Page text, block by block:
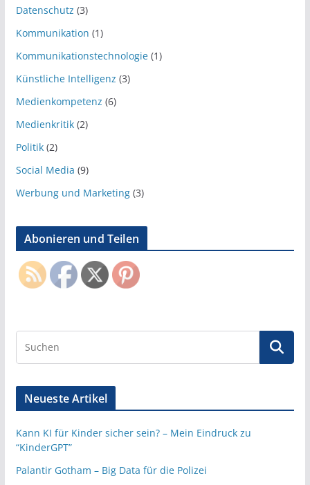
Datenschutz (3)
Kommunikation (1)
Kommunikationstechnologie(1)
Künstliche Intelligenz (3)
Medienkompetenz (6)
Medienkritik(2)
Politik(2)
Social Media (9)
Werbung und Marketing(3)
Abonieren und Teilen
Neueste Artikel
Kann KI für Kinder sicher sein? – Mein Eindruck zu
“KinderGPT”
Palantir Gotham – Big Data für die Polizei